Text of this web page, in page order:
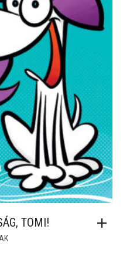
TOMI!